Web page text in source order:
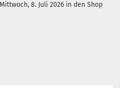
8. Juli 2026 in den Shop